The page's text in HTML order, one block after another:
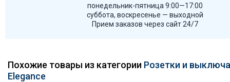
понедельник-пятница 9:00—17:00
суббота, воскресенье — выходной
Прием заказов через сайт 24/7
Похожие товары из категории Розетки и
Elegance